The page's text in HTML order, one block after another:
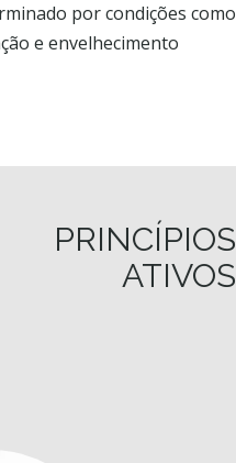
por condições como
e envelhecimento
PRINCÍPIOS
ATIVOS